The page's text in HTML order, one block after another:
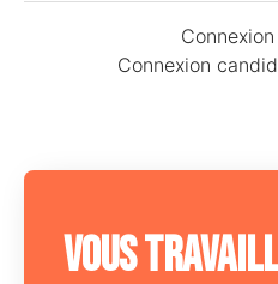
Connexion
Vous